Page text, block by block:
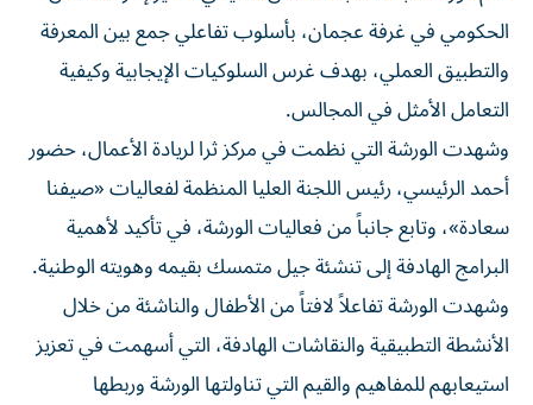
الحكومي في غرفة عجمان، بأسلوب تفاعلي جمع بين المعرفة
والتطبيق العملي، بهدف غرس السلوكيات الإيجابية وكيفية
التعامل الأمثل في المجالس.
وشهدت الورشة التي نظمت في مركز ثرا لريادة الأعمال، حضور
أحمد الرئيسي، رئيس اللجنة العليا المنظمة لفعاليات «صيفنا
سعادة»، وتابع جانباً من فعاليات الورشة، في تأكيد لأهمية
البرامج الهادفة إلى تنشئة جيل متمسك بقيمه وهويته الوطنية.
وشهدت الورشة تفاعلاً لافتاً من الأطفال والناشئة من خلال
الأنشطة التطبيقية والنقاشات الهادفة، التي أسهمت في تعزيز
استيعابهم للمفاهيم والقيم التي تناولتها الورشة وربطها